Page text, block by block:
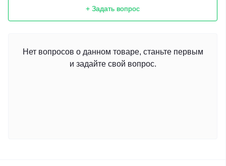
+ Задать вопрос
Нет вопросов о данном товаре, станьте первым
и задайте свой вопрос.